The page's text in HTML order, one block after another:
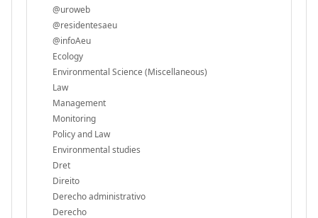
@uroweb
@residentesaeu
@infoAeu
Ecology
Environmental Science (Miscellaneous)
Law
Management
Monitoring
Policy and Law
Environmental studies
Dret
Direito
Derecho administrativo
Derecho